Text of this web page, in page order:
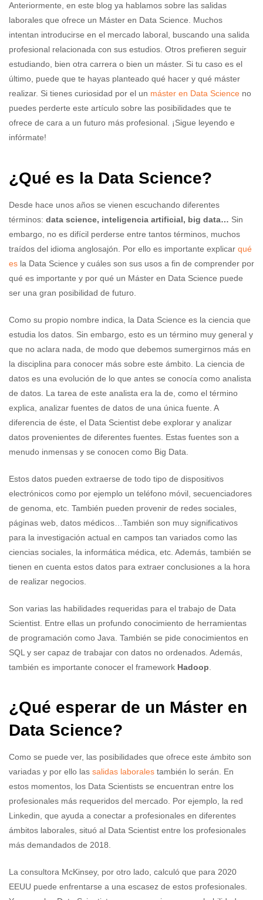
Anteriormente, en este blog ya hablamos sobre las salidas
laborales que ofrece un Máster en Data Science. Muchos
intentan introducirse en el mercado laboral, buscando una salida
profesional relacionada con sus estudios. Otros prefieren seguir
estudiando, bien otra carrera o bien un máster. Si tu caso es el
último, puede que te hayas planteado qué hacer y qué máster
realizar. Si tienes curiosidad por el un máster en Data Science no
puedes perderte este artículo sobre las posibilidades que te
ofrece de cara a un futuro más profesional. ¡Sigue leyendo e
infórmate!
¿Qué es la Data Science?
Desde hace unos años se vienen escuchando diferentes
términos: data science, inteligencia artificial, big data… Sin
embargo, no es difícil perderse entre tantos términos, muchos
traídos del idioma anglosajón. Por ello es importante explicar qué
es la Data Science y cuáles son sus usos a fin de comprender por
qué es importante y por qué un Máster en Data Science puede
ser una gran posibilidad de futuro.
Como su propio nombre indica, la Data Science es la ciencia que
estudia los datos. Sin embargo, esto es un término muy general y
que no aclara nada, de modo que debemos sumergirnos más en
la disciplina para conocer más sobre este ámbito. La ciencia de
datos es una evolución de lo que antes se conocía como analista
de datos. La tarea de este analista era la de, como el término
explica, analizar fuentes de datos de una única fuente. A
diferencia de éste, el Data Scientist debe explorar y analizar
datos provenientes de diferentes fuentes. Estas fuentes son a
menudo inmensas y se conocen como Big Data.
Estos datos pueden extraerse de todo tipo de dispositivos
electrónicos como por ejemplo un teléfono móvil, secuenciadores
de genoma, etc. También pueden provenir de redes sociales,
páginas web, datos médicos…También son muy significativos
para la investigación actual en campos tan variados como las
ciencias sociales, la informática médica, etc. Además, también se
tienen en cuenta estos datos para extraer conclusiones a la hora
de realizar negocios.
Son varias las habilidades requeridas para el trabajo de Data
Scientist. Entre ellas un profundo conocimiento de herramientas
de programación como Java. También se pide conocimientos en
SQL y ser capaz de trabajar con datos no ordenados. Además,
también es importante conocer el framework Hadoop
¿Qué esperar de un Máster en
Data Science?
Como se puede ver, las posibilidades que ofrece este ámbito son
variadas y por ello las salidas laborales también lo serán. En
estos momentos, los Data Scientists se encuentran entre los
profesionales más requeridos del mercado. Por ejemplo, la red
Linkedin, que ayuda a conectar a profesionales en diferentes
ámbitos laborales, situó al Data Scientist entre los profesionales
más demandados de 2018.
La consultora McKinsey, por otro lado, calculó que para 2020
EEUU puede enfrentarse a una escasez de estos profesionales.